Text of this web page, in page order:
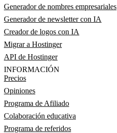
Generador de nombres empresariales
Generador de newsletter con IA
Creador de logos con IA
Migrar a Hostinger
API de Hostinger
INFORMACIÓN
Precios
Opiniones
Programa de Afiliado
Colaboración educativa
Programa de referidos